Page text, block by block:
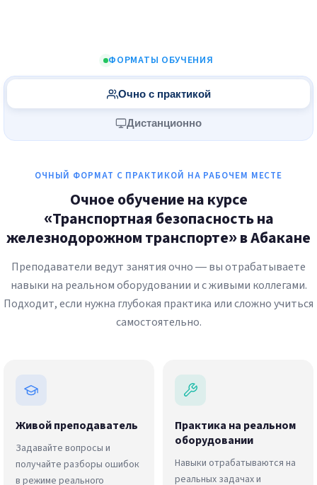
ФОРМАТЫ ОБУЧЕНИЯ
Очно с практикой
Дистанционно
ОЧНЫЙ ФОРМАТ С ПРАКТИКОЙ НА РАБОЧЕМ МЕСТЕ
Очное обучение на курсе
«Транспортная безопасность на
железнодорожном транспорте» в Абакане
Преподаватели ведут занятия очно — вы отрабатываете
навыки на реальном оборудовании и с живыми коллегами.
Подходит, если нужна глубокая практика или сложно учиться
самостоятельно.
Живой преподаватель
Задавайте вопросы и
получайте разборы ошибок
в режиме реального
Практика на реальном
оборудовании
Навыки отрабатываются на
реальных задачах и